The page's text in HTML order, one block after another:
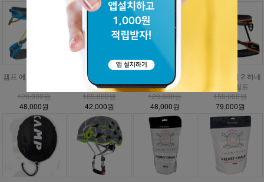
캠프 에너지 CR3 하
120,000원
48,000원
캠프 에너지 하네스
안전벨트
105,000원
42,000원
캠프 에너지 주니어
하네스
120,000원
48,000원
DMM 매버릭 2 하네
스 안전벨트
158,000원
79,000원